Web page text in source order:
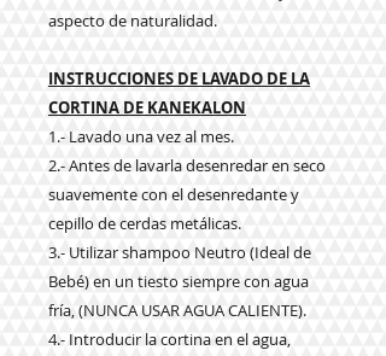
aspecto de naturalidad.
INSTRUCCIONES DE LAVADO DE LA
CORTINA DE KANEKALON
1.- Lavado una vez al mes.
2.- Antes de lavarla desenredar en seco
suavemente con el desenredante y
cepillo de cerdas metálicas.
3.- Utilizar shampoo Neutro (Ideal de
Bebé) en un tiesto siempre con agua
fría,(NUNCA USAR AGUA CALIENTE).
4.- Introducir la cortina en el agua,